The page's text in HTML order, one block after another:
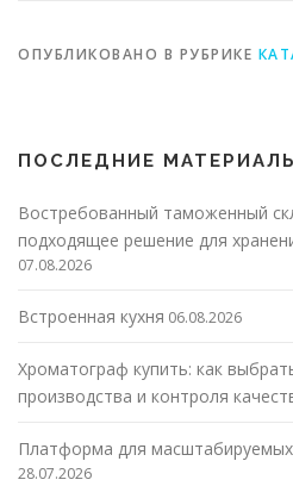
ОПУБЛИКОВАНО В РУБРИКЕ
ПОСЛЕДНИЕ
Востребованный таможенный
подходящее решение для
07.08.2026
Встроенная кухня 06.08.2026
Хроматограф купить: как
производства и контроля
Платформа для
28.07.2026